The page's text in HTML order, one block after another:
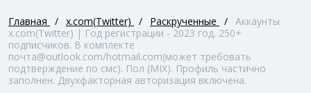
Главная / x.com(Twitter) / Раскрученные / Аккаунты
x.com(Twitter) | Год регистрации - 2023 год. 250+
подписчиков. В комплекте
почта@outlook.com/hotmail.com(может требовать
подтверждение по смс). Пол (MIX). Профиль частично
заполнен. Двухфакторная авторизация включена.